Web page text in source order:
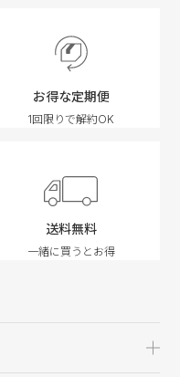
お得な定期便
1回限りで解約OK
送料無料
一緒に買うとお得